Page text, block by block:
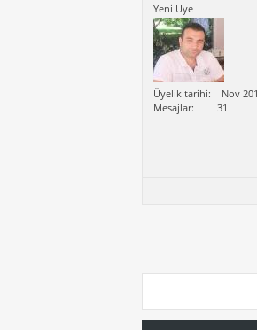
Yeni Üye
Üyelik tarihi
Nov
Mesajlar
31